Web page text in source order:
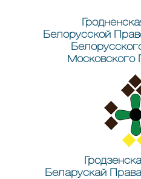
Белорусской
Московского
Беларускай